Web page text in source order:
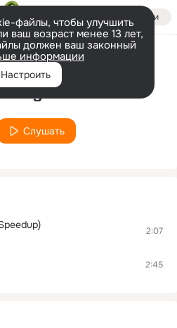
Войти
файлы, чтобы улучшить
ваш возраст менее 13 лет,
должен ваш законный
информации
Настроить
Thomas
Слушать
2:07
2:45